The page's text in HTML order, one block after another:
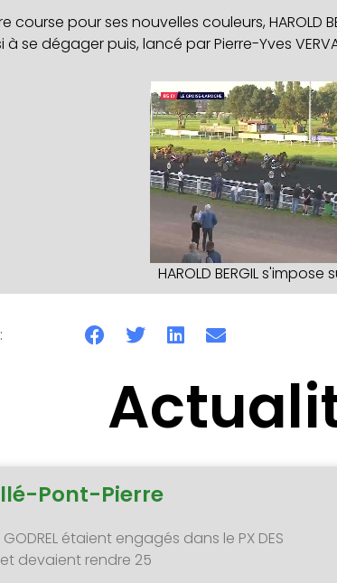
course pour ses nouvelles couleurs, HAROLD
se dégager puis, lancé par Pierre-Yves
HAROLD BERGIL
Pont-Pierre
GODREL étaient engagés dans le PX DES
et devaient rendre 25